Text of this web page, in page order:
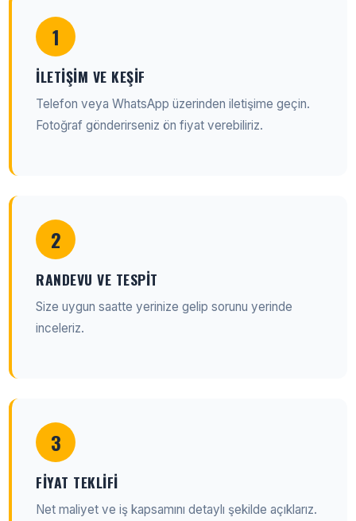
1
İLETIŞIM VE KEŞIF
Telefon veya WhatsApp üzerinden iletişime geçin.
Fotoğraf gönderirseniz ön fiyat verebiliriz.
2
RANDEVU VE TESPIT
Size uygun saatte yerinize gelip sorunu yerinde
inceleriz.
3
FIYAT TEKLIFI
Net maliyet ve iş kapsamını detaylı şekilde açıklarız.